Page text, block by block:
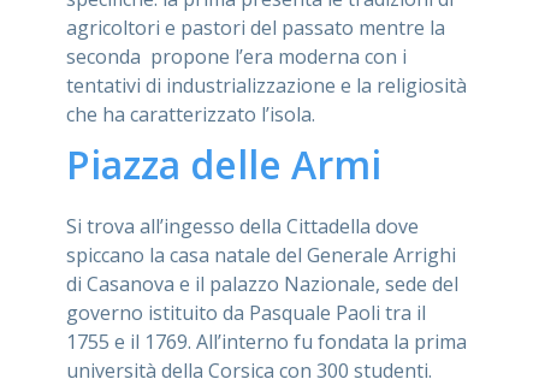
agricoltori e pastori del passato mentre la
seconda propone l’era moderna con i
tentativi di industrializzazione e la religiosità
che ha caratterizzato l’isola.
Piazza delle Armi
Si trova all’ingesso della Cittadella dove
spiccano la casa natale del Generale Arrighi
di Casanova e il palazzo Nazionale, sede del
governo istituito da Pasquale Paoli tra il
1755 e il 1769. All’interno fu fondata la prima
università della Corsica con 300 studenti.